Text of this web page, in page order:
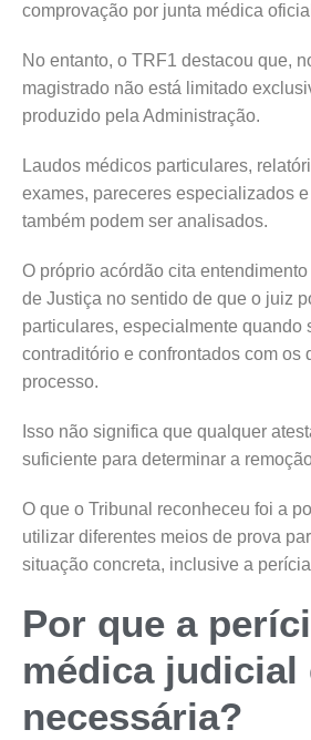
comprovação por junta médica
No entanto, o TRF1 destacou que,
magistrado não está limitado
produzido pela Administração.
Laudos médicos particulares,
exames, pareceres especializados
também podem ser analisados.
O próprio acórdão cita
de Justiça no sentido de que o juiz
particulares, especialmente quando
contraditório e confrontados com os
processo.
Isso não significa que qualquer
suficiente para determinar a
O que o Tribunal reconheceu foi a
utilizar diferentes meios de prova
situação concreta, inclusive a
Por que a
médica judicial
necessária?